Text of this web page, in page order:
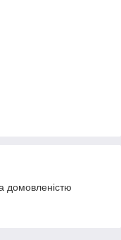
домовленістю